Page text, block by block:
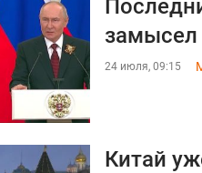
24 июля, 09:15
Китай